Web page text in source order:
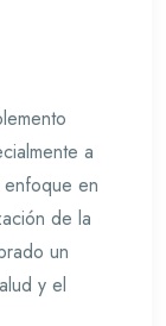
a
enfoque en
de la
un
y el